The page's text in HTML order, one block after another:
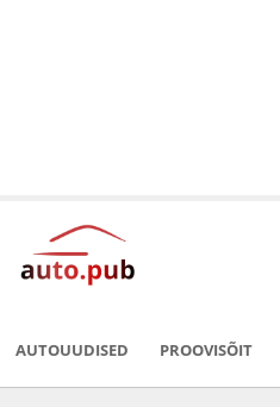
AUTOUUDISED PROOVISÕIT